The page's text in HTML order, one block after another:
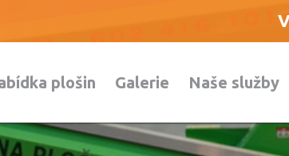
plošin Galerie Naše služby